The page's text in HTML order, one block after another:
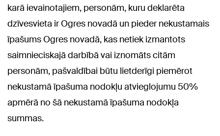
karā ievainotajiem, personām, kuru deklarēta
dzīvesvieta ir Ogres novadā un pieder nekustamais
īpašums Ogres novadā, kas netiek izmantots
saimnieciskajā darbībā vai iznomāts citām
personām, pašvaldībai būtu lietderīgi piemērot
nekustamā īpašuma nodokļu atvieglojumu 50%
apmērā no šā nekustamā īpašuma nodokļa
summas.